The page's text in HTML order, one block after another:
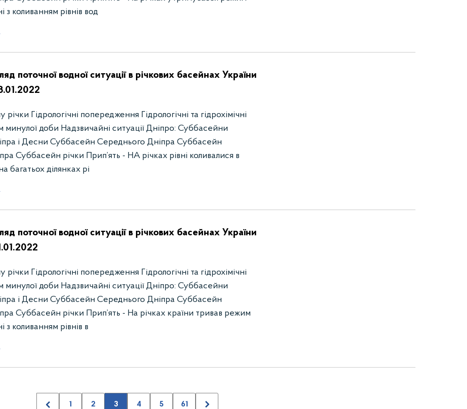
з коливанням рівнів вод
поточної водної ситуації в річкових басейнах України
Гідрологічні попередження Гідрологічні та гідрохімічні
минулої доби Надзвичайні ситуації Дніпро: Суббасейни
і Десни Суббасейн Середнього Дніпра Суббасейн
Суббасейн річки Прип’ять - НА річках рівні коливалися в
багатьох ділянках рі
поточної водної ситуації в річкових басейнах України
Гідрологічні попередження Гідрологічні та гідрохімічні
минулої доби Надзвичайні ситуації Дніпро: Суббасейни
і Десни Суббасейн Середнього Дніпра Суббасейн
Суббасейн річки Прип’ять - На річках країни тривав режим
з коливанням рівнів в
1 2 3 4 5 61